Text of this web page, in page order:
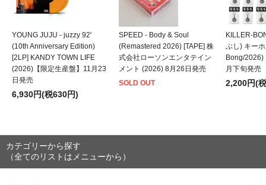
YOUNG JUJU - juzzy 92'
(10th Anniversary Edition)
[2LP] KANDY TOWN LIFE
(2026)【限定生産盤】11月23
日発売
6,930円(税630円)
SPEED - Body & Soul
(Remastered 2026) [TAPE] 株
式会社ローソンエンタテイン
メント (2026) 8月26日発売
SOLD OUT
KILLER-
ぶし) キー
Bong/2026)
月下旬発売
2,200円(
カテゴリーから探す
（全てのリストはメニューから）